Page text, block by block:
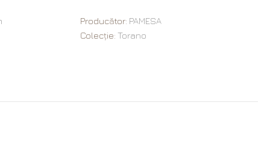
Producător: PAMESA
Colecție: Torano